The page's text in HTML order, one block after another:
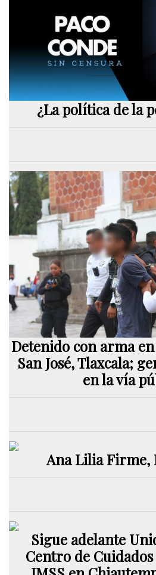
¿La política de la
Detenido con arma
San José, Tlaxcala;
en la vía
Ana Lilia Firme,
Sigue adelante
Centro de